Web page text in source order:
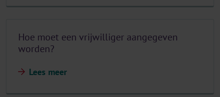
Hoe moet een vrijwilliger aangegeven
worden?
Lees meer